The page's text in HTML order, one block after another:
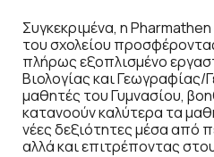
Συγκεκριμένα, η
του σχολείου
πλήρως εξοπλισμένο
Βιολογίας και Γεωγραφίας/
μαθητές του Γυμνασίου,
κατανοούν καλύτερα τα
νέες δεξιότητες μέσα από
αλλά και επιτρέποντας